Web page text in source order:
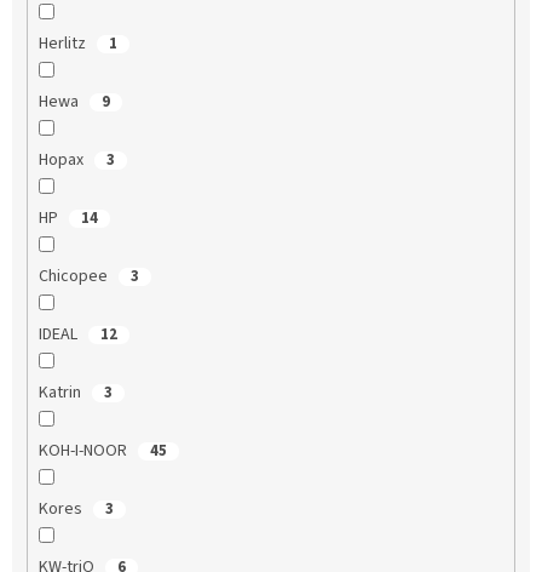
Herlitz 1
Hewa 9
Hopax 3
HP 14
Chicopee 3
IDEAL 12
Katrin 3
KOH-I-NOOR 45
Kores 3